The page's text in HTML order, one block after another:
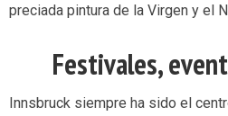
preciada pintura de la Virgen y el
Festivales,
Innsbruck siempre ha sido el